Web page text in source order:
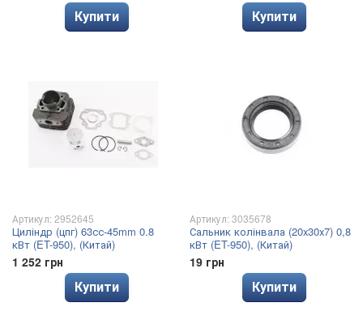
Купити Купити
Артикул: 2952645
Циліндр (цпг) 63сс-45mm 0.8
кВт (ET-950), (Китай)
1 252 грн
Купити
Артикул: 3035678
Сальник колінвала (20x30x7) 0,8
кВт (ET-950), (Китай)
19 грн
Купити